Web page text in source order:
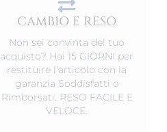
CAMBIO E RESO
Non sei convinta del tuo
acquisto? Hai 15 GIORNI per
restituire l'articolo con la
garanzia Soddisfatti o
Rimborsati. RESO FACILE E
VELOCE.